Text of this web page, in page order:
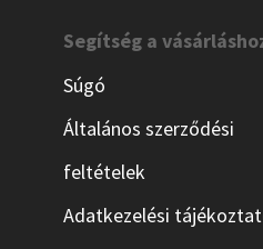
Segítség a
Súgó
Általános szerződési
feltételek
Adatkezelési